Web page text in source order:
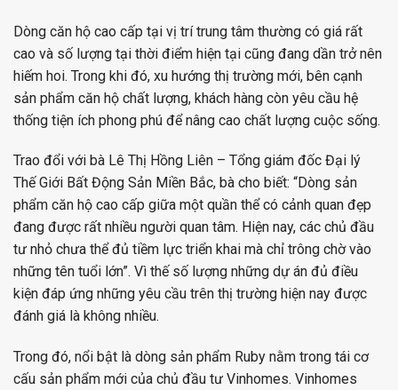
Dòng căn hộ cao cấp tại vị trí trung tâm thường có giá rất
cao và số lượng tại thời điểm hiện tại cũng đang dần trở nên
hiếm hoi. Trong khi đó, xu hướng thị trường mới, bên cạnh
sản phẩm căn hộ chất lượng, khách hàng còn yêu cầu hệ
thống tiện ích phong phú để nâng cao chất lượng cuộc sống.
Trao đổi với bà Lê Thị Hồng Liên – Tổng giám đốc Đại lý
Thế Giới Bất Động Sản Miền Bắc, bà cho biết: “Dòng sản
phẩm căn hộ cao cấp giữa một quần thể có cảnh quan đẹp
đang được rất nhiều người quan tâm. Hiện nay, các chủ đầu
tư nhỏ chưa thể đủ tiềm lực triển khai mà chỉ trông chờ vào
những tên tuổi lớn”. Vì thế số lượng những dự án đủ điều
kiện đáp ứng những yêu cầu trên thị trường hiện nay được
đánh giá là không nhiều.
Trong đó, nổi bật là dòng sản phẩm Ruby nằm trong tái cơ
cấu sản phẩm mới của chủ đầu tư Vinhomes. Vinhomes